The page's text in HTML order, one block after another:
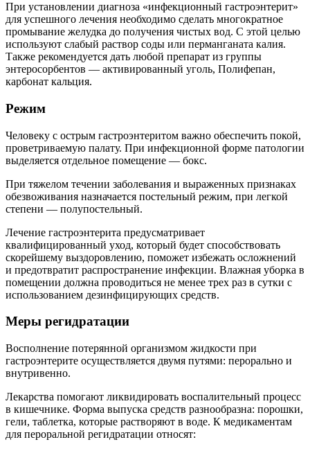
При установлении диагноза «инфекционный гастроэнтерит»
для успешного лечения необходимо сделать многократное
промывание желудка до получения чистых вод. С этой целью
используют слабый раствор соды или перманганата калия.
Также рекомендуется дать любой препарат из группы
энтеросорбентов — активированный уголь, Полифепан,
карбонат кальция.
Режим
Человеку с острым гастроэнтеритом важно обеспечить покой,
проветриваемую палату. При инфекционной форме патологии
выделяется отдельное помещение — бокс.
При тяжелом течении заболевания и выраженных признаках
обезвоживания назначается постельный режим, при легкой
степени — полупостельный.
Лечение гастроэнтерита предусматривает
квалифицированный уход, который будет способствовать
скорейшему выздоровлению, поможет избежать осложнений
и предотвратит распространение инфекции. Влажная уборка в
помещении должна проводиться не менее трех раз в сутки с
использованием дезинфицирующих средств.
Меры регидратации
Восполнение потерянной организмом жидкости при
гастроэнтерите осуществляется двумя путями: перорально и
внутривенно.
Лекарства помогают ликвидировать воспалительный процесс
в кишечнике. Форма выпуска средств разнообразна: порошки,
гели, таблетка, которые растворяют в воде. К медикаментам
для пероральной регидратации относят: